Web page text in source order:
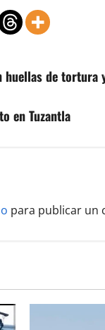
huellas de tortura
en Tuzantla
para publicar un